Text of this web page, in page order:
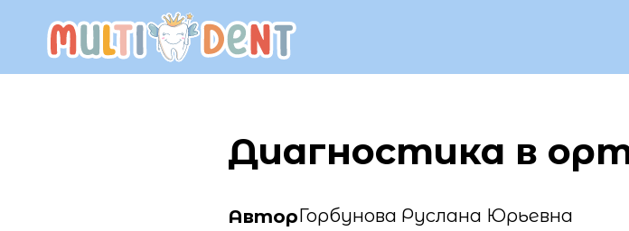
Диагностика в
АвторГорбунова Руслана Юрьевна